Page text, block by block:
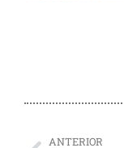
ANTERIOR